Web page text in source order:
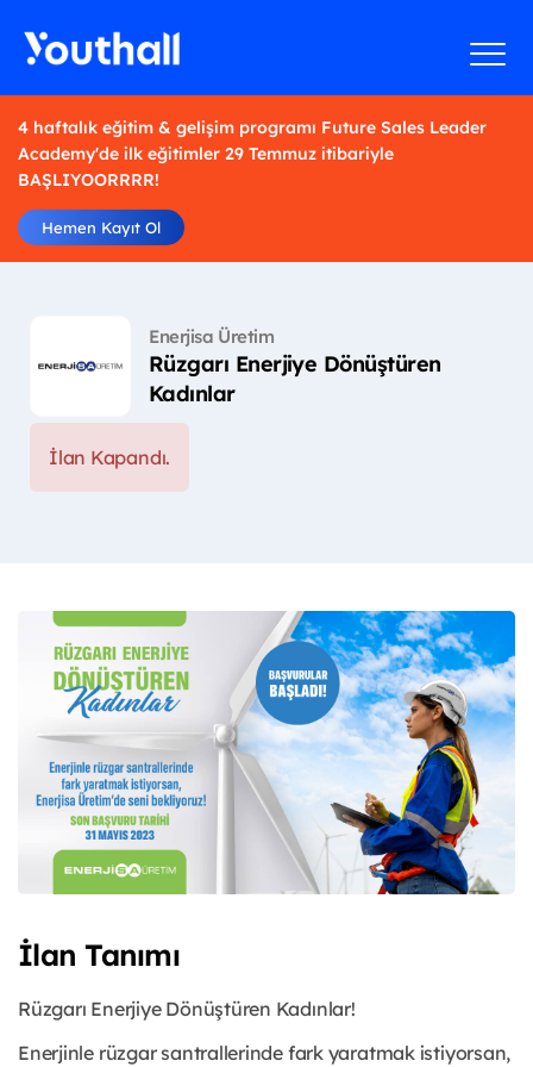
4 haftalık eğitim & gelişim programı Future Sales Leader
Academy'de ilk eğitimler 29 Temmuz itibariyle
BAŞLIYOORRRR!
Hemen Kayıt Ol
Enerjisa Üretim
Rüzgarı Enerjiye Dönüştüren
Kadınlar
İlan Kapandı.
İlan Tanımı
Rüzgarı Enerjiye Dönüştüren Kadınlar!
Enerjinle rüzgar santrallerinde fark yaratmak istiyorsan,